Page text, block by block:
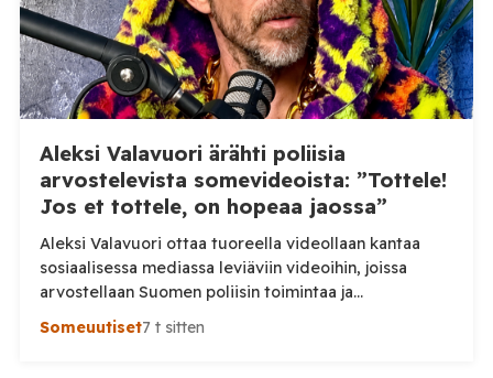
Aleksi Valavuori ärähti poliisia
arvostelevista somevideoista: ”Tottele!
Jos et tottele, on hopeaa jaossa”
Aleksi Valavuori ottaa tuoreella videollaan kantaa
sosiaalisessa mediassa leviäviin videoihin, joissa
arvostellaan Suomen poliisin toimintaa ja
voimankäyttöä. Valavuoren mukaan videot ovat usein
Someuutiset7 t sitten